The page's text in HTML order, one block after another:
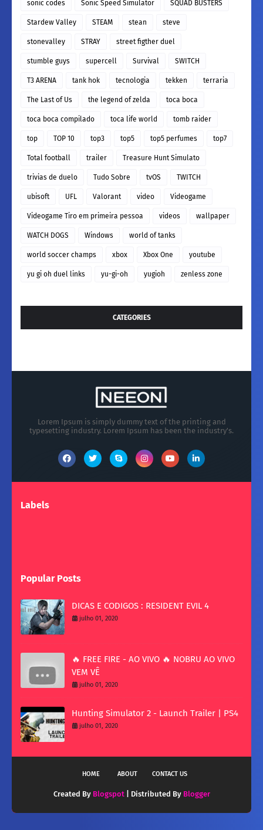
sonic codes Sonic Speed Simulator SQUAD BUSTERS
Stardew Valley STEAM stean steve
stonevalley STRAY street figther duel
stumble guys supercell Survival SWITCH
T3 ARENA tank hok tecnologia tekken terraria
The Last of Us the legend of zelda toca boca
toca boca compilado toca life world tomb raider
top TOP 10 top3 top5 top5 perfumes top7
Total football trailer Treasure Hunt Simulato
trivias de duelo Tudo Sobre tvOS TWITCH
ubisoft UFL Valorant video Videogame
Videogame Tiro em primeira pessoa videos wallpaper
WATCH DOGS Windows world of tanks
world soccer champs xbox Xbox One youtube
yu gi oh duel links yu-gi-oh yugioh zenless zone
CATEGORIES
Lorem Ipsum is simply dummy text of the printing and
typesetting industry. Lorem Ipsum has been the industry's.
Labels
Popular Posts
DICAS E CODIGOS : RESIDENT EVIL 4
julho 01, 2020
🔥 FREE FIRE - AO VIVO 🔥 NOBRU AO VIVO
VEM VÊ
julho 01, 2020
Hunting Simulator 2 - Launch Trailer | PS4
julho 01, 2020
HOME ABOUT CONTACT US
Created By Blogspot| Distributed By Blogger